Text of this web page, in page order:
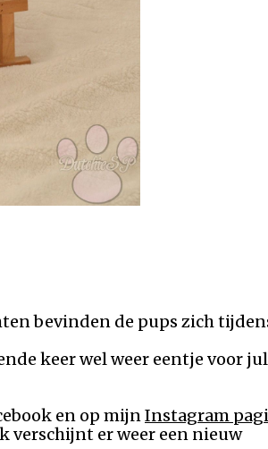
van je
bevinden de pups zich
keer wel weer eentje voor
en op mijnInstagram
verschijnt er weer een nieuw